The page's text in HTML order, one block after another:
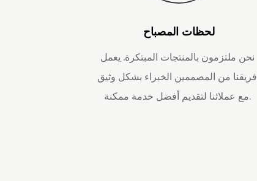
لحظات المصباح
نحن ملتزمون بالمنتجات المبتكرة. يعمل
فريقنا من المصممين الخبراء بشكل وثيق
مع عملائنا لتقديم أفضل خدمة ممكنة.